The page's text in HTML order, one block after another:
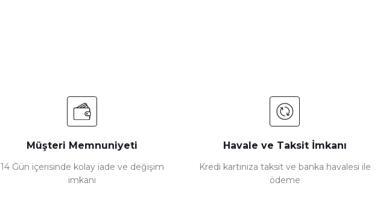
Müşteri Memnuniyeti
14 Gün içerisinde kolay iade ve değişim
imkanı
Havale ve Taksit İmkanı
Kredi kartınıza taksit ve banka havalesi ile
ödeme